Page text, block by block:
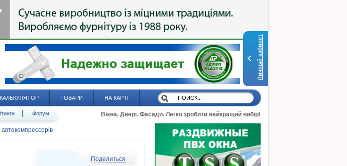
Личный кабинет
КАЛЬКУЛЯТОР ТОВАРИ НА КАРТІ
Форум Вікна. Двері. Фасади. Легко зробити найкращий вибір!
Поделиться